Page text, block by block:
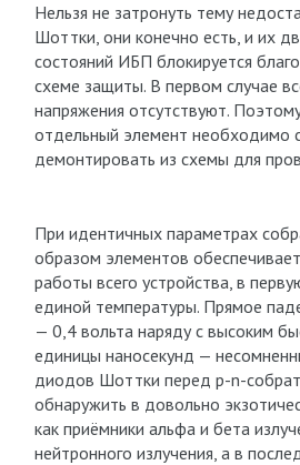
Нельзя не затронуть тему
Шоттки, они конечно есть, и их
состояний ИБП блокируется
схеме защиты. В первом случае
напряжения отсутствуют.
отдельный элемент необходимо
демонтировать из схемы для
При идентичных параметрах
образом элементов
работы всего устройства, в
единой температуры. Прямое
— 0,4 вольта наряду с высоким
единицы наносекунд —
диодов Шоттки перед p-n-
обнаружить в довольно
как приёмники альфа и бета
нейтронного излучения, а в